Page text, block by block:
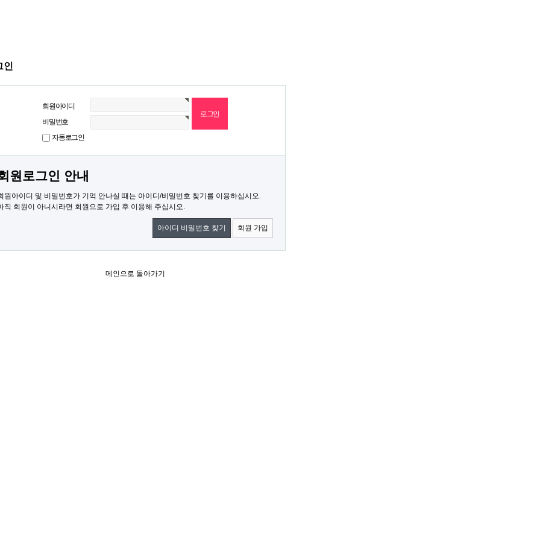
인
회원아이디
비밀번호
자동로그인
원로그인 안내
원아이디 및 비밀번호가 기억 안나실 때는 아이디/비밀번호 찾기를 이용하십시오.
직 회원이 아니시라면 회원으로 가입 후 이용해 주십시오.
아이디 비밀번호 찾기 회원 가입
메인으로 돌아가기